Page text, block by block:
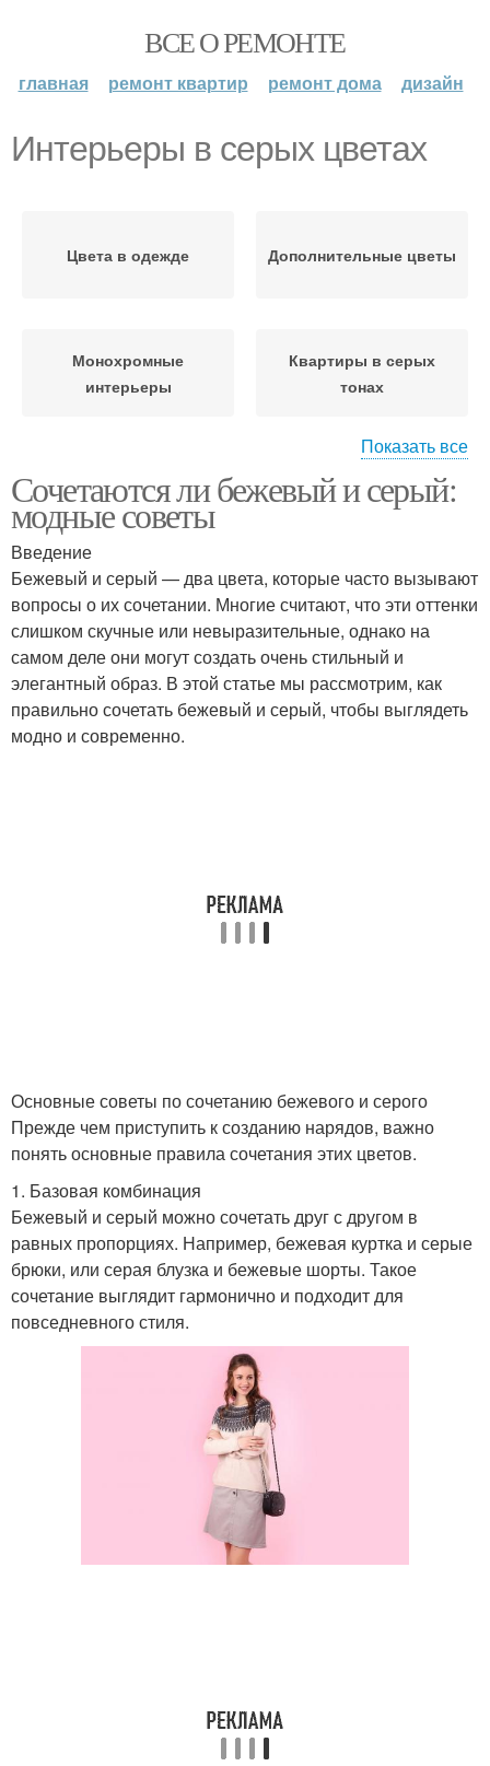
ВСЕ О РЕМОНТЕ
главная ремонт квартир ремонт дома дизайн
Интерьеры в серых цветах
Цвета в одежде Дополнительные цветы
Монохромные
интерьеры
Квартиры в серых
тонах
Цветы в интерьере
Серо-бежевый
интерьер
Цвета в интерьере Стен в интерьере
Интерьер в серых тонах
Показать все
Сочетаются ли бежевый и серый:
модные советы
Введение
Бежевый и серый — два цвета, которые часто вызывают
вопросы о их сочетании. Многие считают, что эти оттенки
слишком скучные или невыразительные, однако на
самом деле они могут создать очень стильный и
элегантный образ. В этой статье мы рассмотрим, как
правильно сочетать бежевый и серый, чтобы выглядеть
модно и современно.
Основные советы по сочетанию бежевого и серого
Прежде чем приступить к созданию нарядов, важно
понять основные правила сочетания этих цветов.
1. Базовая комбинация
Бежевый и серый можно сочетать друг с другом в
равных пропорциях. Например, бежевая куртка и серые
брюки, или серая блузка и бежевые шорты. Такое
сочетание выглядит гармонично и подходит для
повседневного стиля.